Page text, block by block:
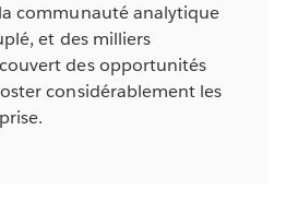
communauté analytique
et des milliers
des opportunités
considérablement les